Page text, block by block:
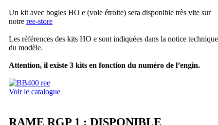
Un kit avec bogies HO e (voie étroite) sera disponible très vite sur
notre ree-store
Les références des kits HO e sont indiquées dans la notice technique
du modèle.
Attention, il existe 3 kits en fonction du numéro de l’engin.
Voir le catalogue
RAME RGP 1 : DISPONIBLE